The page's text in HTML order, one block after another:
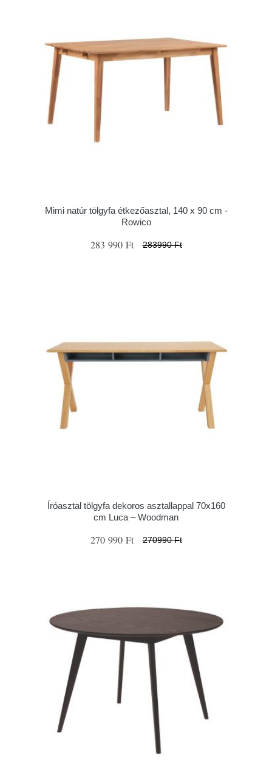
Mimi natúr tölgyfa étkezőasztal, 140 x 90 cm -
Rowico
283 990 Ft 283990 Ft
Íróasztal tölgyfa dekoros asztallappal 70x160
cm Luca – Woodman
270 990 Ft 270990 Ft